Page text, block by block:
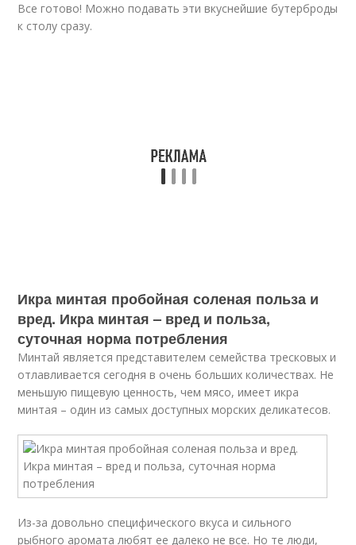
Все готово! Можно подавать эти вкуснейшие бутерброды
к столу сразу.
Икра минтая пробойная соленая польза и
вред. Икра минтая – вред и польза,
суточная норма потребления
Минтай является представителем семейства тресковых и
отлавливается сегодня в очень больших количествах. Не
меньшую пищевую ценность, чем мясо, имеет икра
минтая – один из самых доступных морских деликатесов.
Из-за довольно специфического вкуса и сильного
рыбного аромата любят ее далеко не все. Но те люди,